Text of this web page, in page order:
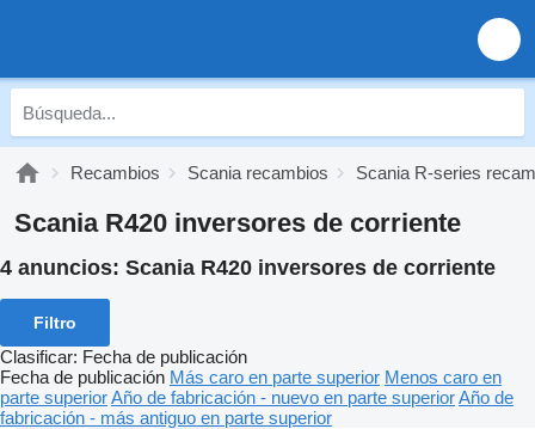
Recambios Scania recambios Scania R-series
Scania R420 inversores de corriente
4 anuncios: Scania R420 inversores de corriente
Filtro
Clasificar: Fecha de publicación
Fecha de publicación Más caro en parte superior Menos caro en
parte superiorAño de fabricación - nuevo en parte superiorAño de
fabricación - más antiguo en parte superior